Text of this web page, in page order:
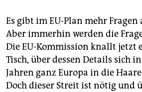
Es gibt im EU-Plan mehr
Aber immerhin werden die
Die EU-Kommission knallt jetzt
Tisch, über dessen Details sich
Jahren ganz Europa in die
Doch dieser Streit ist nötig und